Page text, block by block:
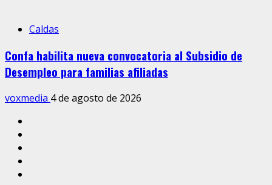
Caldas
Confa habilita nueva convocatoria al Subsidio de
Desempleo para familias afiliadas
voxmedia 4 de agosto de 2026